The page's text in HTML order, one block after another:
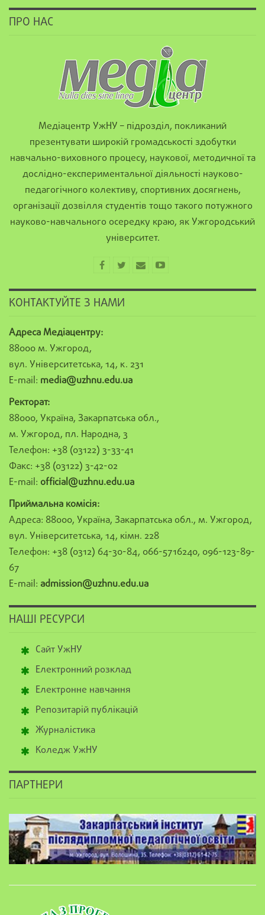
ПРО НАС
Медіацентр УжНУ – підрозділ, покликаний
презентувати широкій громадськості здобутки
навчально-виховного процесу, наукової, методичної та
дослідно-експериментальної діяльності науково-
педагогічного колективу, спортивних досягнень,
організації дозвілля студентів тощо такого потужного
науково-навчального осередку краю, як Ужгородський
університет.
КОНТАКТУЙТЕ З НАМИ
Адреса Медіацентру:
88000 м. Ужгород,
вул. Університетська, 14, к. 231
E-mail: media@uzhnu.edu.ua
Ректорат:
88000, Україна, Закарпатська обл.,
м. Ужгород, пл. Народна, 3
Телефон: +38 (03122) 3-33-41
Факс: +38 (03122) 3-42-02
E-mail: official@uzhnu.edu.ua
Приймальна комісія:
Адреса: 88000, Україна, Закарпатська обл., м. Ужгород,
вул. Університетська, 14, кімн. 228
Телефон: +38 (0312) 64-30-84, 066-5716240, 096-123-89-
67
E-mail: admission@uzhnu.edu.ua
НАШІ РЕСУРСИ
Сайт УжНУ
Електронний розклад
Електронне навчання
Репозитарій публікацій
Журналістика
Коледж УжНУ
ПАРТНЕРИ